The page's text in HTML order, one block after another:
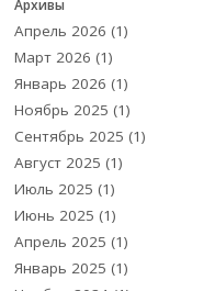
Архивы
Апрель 2026 (1)
Март 2026 (1)
Январь 2026 (1)
Ноябрь 2025 (1)
Сентябрь 2025 (1)
Август 2025 (1)
Июль 2025 (1)
Июнь 2025 (1)
Апрель 2025 (1)
Январь 2025 (1)